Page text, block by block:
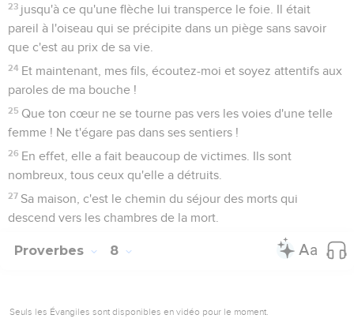
23 jusqu'à ce qu'une flèche lui transperce le foie. Il était
pareil à l'oiseau qui se précipite dans un piège sans savoir
que c'est au prix de sa vie.
24 Et maintenant, mes fils, écoutez-moi et soyez attentifs aux
paroles de ma bouche !
25 Que ton cœur ne se tourne pas vers les voies d'une telle
femme ! Ne t'égare pas dans ses sentiers !
26 En effet, elle a fait beaucoup de victimes. Ils sont
nombreux, tous ceux qu'elle a détruits.
27 Sa maison, c'est le chemin du séjour des morts qui
descend vers les chambres de la mort.
Proverbes 8
Seuls les Évangiles sont disponibles en vidéo pour le moment.